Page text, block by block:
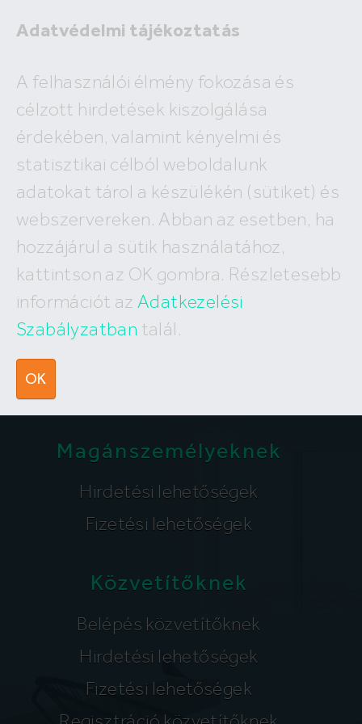
Adatvédelmi tájékoztatás
A felhasználói élmény fokozása és
célzott hirdetések kiszolgálása
érdekében, valamint kényelmi és
statisztikai célból weboldalunk
adatokat tárol a készülékén (sütiket) és
webszervereken. Abban az esetben, ha
hozzájárul a sütik használatához,
kattintson az OK gombra. Részletesebb
információt az Adatkezelési
Szabályzatban talál.
OK
A megadott ingatlan már nem
szerepel az adatbázisunkban!
Hívj minket
+36 (30) 550 5566
Írj nekünk
Magánszemélyeknek
Hirdetési lehetőségek
Fizetési lehetőségek
Közvetítőknek
Belépés közvetítőknek
Hirdetési lehetőségek
Fizetési lehetőségek